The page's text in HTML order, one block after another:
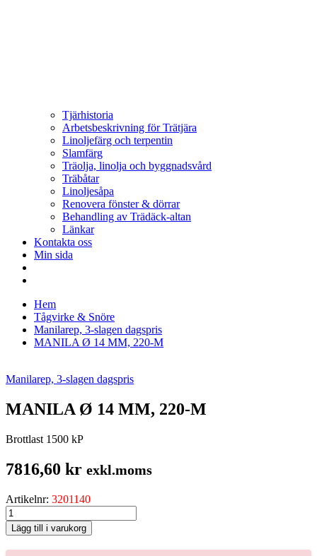
Tjärhistoria
Arbetsbeskrivning för Trätjära
Linoljefärg och terpentin
Slamfärg
Träolja, linolja och byggnadsvård
Träbåtar
Linoljesåpa
Renovera fönster & dörrar
Behandling av Trädäck-altan
Länkar
Kontakta oss
Min sida
Hem
Tågvirke & Snöre
Manilarep, 3-slagen dagspris
MANILA Ø 14 MM, 220-M
Manilarep, 3-slagen dagspris
MANILA Ø 14 MM, 220-M
Brottlast 1500 kP
7816,60 kr exkl.moms
Artikelnr: 3201140
MANILA
Ø
14
MM,
Lägg till i varukorg